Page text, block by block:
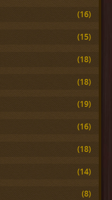
(16)
(15)
(18)
(18)
(19)
(16)
(18)
(14)
(8)